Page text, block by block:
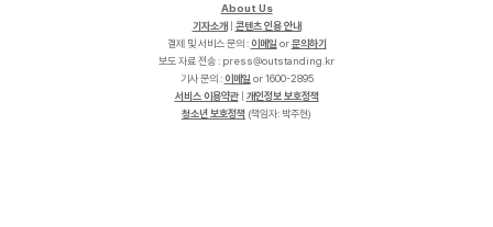
About Us
기자소개
콘텐츠 인용 안내
결제 및 서비스 문의 : 이메일 or문의하기
보도 자료 전송 :
r
k
.
g
n
i
d
n
a
t
s
t
u
o
@
s
s
e
r
p
기사 문의 : 이메일 or 1600-2895
서비스 이용약관| 개인정보 보호정책
청소년 보호정책 (책임자: 박주현)